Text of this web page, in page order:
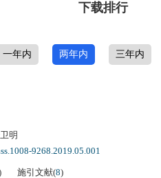
下载排行
一年内 两年内 三年内
明
9268.2019.05.001
施引文献(8)